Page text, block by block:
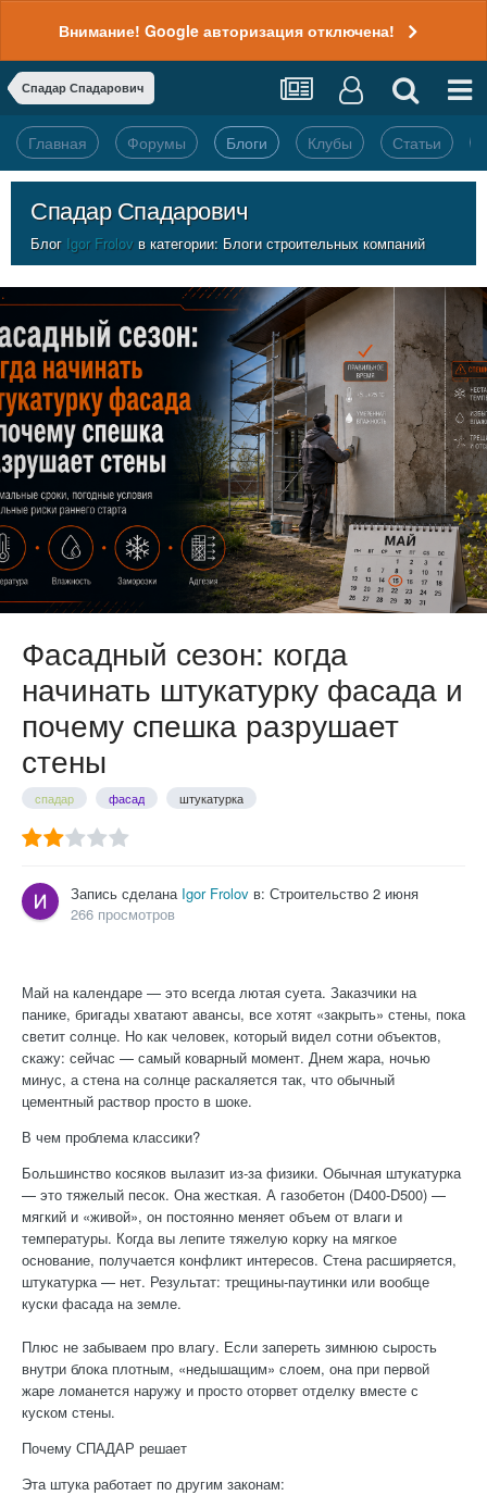
Внимание! Google авторизация отключена!
Спадар Спадарович
Главная Форумы Блоги Клубы Статьи
Спадар Спадарович
Блог Igor Frolov в категории: Блоги строительных компаний
Фасадный сезон: когда
начинать штукатурку фасада и
почему спешка разрушает
стены
спадар фасад штукатурка
Запись сделана Igor Frolov в: Строительство 2 июня
266 просмотров
Май на календаре — это всегда лютая суета. Заказчики на
панике, бригады хватают авансы, все хотят «закрыть» стены, пока
светит солнце. Но как человек, который видел сотни объектов,
скажу: сейчас — самый коварный момент. Днем жара, ночью
минус, а стена на солнце раскаляется так, что обычный
цементный раствор просто в шоке.
В чем проблема классики?
Большинство косяков вылазит из-за физики. Обычная штукатурка
— это тяжелый песок. Она жесткая. А газобетон (D400-D500) —
мягкий и «живой», он постоянно меняет объем от влаги и
температуры. Когда вы лепите тяжелую корку на мягкое
основание, получается конфликт интересов. Стена расширяется,
штукатурка — нет. Результат: трещины-паутинки или вообще
куски фасада на земле.
Плюс не забываем про влагу. Если запереть зимнюю сырость
внутри блока плотным, «недышащим» слоем, она при первой
жаре ломанется наружу и просто оторвет отделку вместе с
куском стены.
Почему СПАДАР решает
Эта штука работает по другим законам: